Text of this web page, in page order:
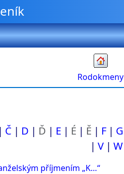
Rodokmeny
Č D Ď E É Ě F G
V
W
příjmením „K…“